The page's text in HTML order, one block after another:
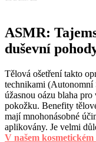
ASMR:
duševní
Tělová ošetření takto
technikami (Autonomní
úžasnou oázu blaha pro
pokožku. Benefity
mají mnohonásobné
aplikovány. Je velmi
V našem kosmetickém